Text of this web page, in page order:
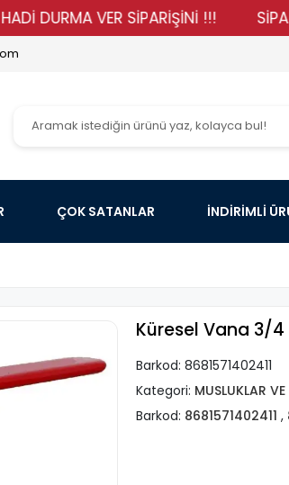
VER SİPARİŞİNİ !!! SİPARİŞ
ÇOK SATANLAR İNDİRİMLİ
Küresel Vana 3/4
Barkod: 8681571402411
Kategori: MUSLUKLAR
Barkod: 8681571402411 ,